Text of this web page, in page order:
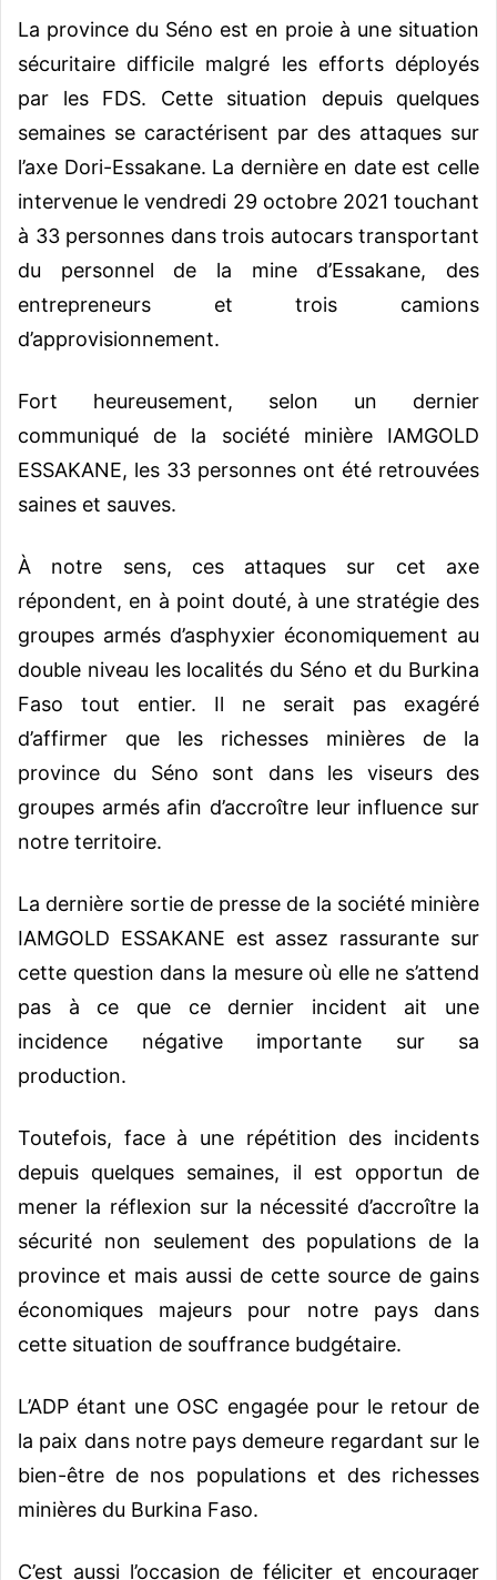
La province du Séno est en proie à une situation
sécuritaire difficile malgré les efforts déployés
par les FDS. Cette situation depuis quelques
semaines se caractérisent par des attaques sur
l’axe Dori-Essakane. La dernière en date est celle
intervenue le vendredi 29 octobre 2021 touchant
à 33 personnes dans trois autocars transportant
du personnel de la mine d’Essakane, des
entrepreneurs et trois camions
d’approvisionnement.
Fort heureusement, selon un dernier
communiqué de la société minière IAMGOLD
ESSAKANE, les 33 personnes ont été retrouvées
saines et sauves.
À notre sens, ces attaques sur cet axe
répondent, en à point douté, à une stratégie des
groupes armés d’asphyxier économiquement au
double niveau les localités du Séno et du Burkina
Faso tout entier. Il ne serait pas exagéré
d’affirmer que les richesses minières de la
province du Séno sont dans les viseurs des
groupes armés afin d’accroître leur influence sur
notre territoire.
La dernière sortie de presse de la société minière
IAMGOLD ESSAKANE est assez rassurante sur
cette question dans la mesure où elle ne s’attend
pas à ce que ce dernier incident ait une
incidence négative importante sur sa
production.
Toutefois, face à une répétition des incidents
depuis quelques semaines, il est opportun de
mener la réflexion sur la nécessité d’accroître la
sécurité non seulement des populations de la
province et mais aussi de cette source de gains
économiques majeurs pour notre pays dans
cette situation de souffrance budgétaire.
L’ADP étant une OSC engagée pour le retour de
la paix dans notre pays demeure regardant sur le
bien-être de nos populations et des richesses
minières du Burkina Faso.
C’est aussi l’occasion de féliciter et encourager